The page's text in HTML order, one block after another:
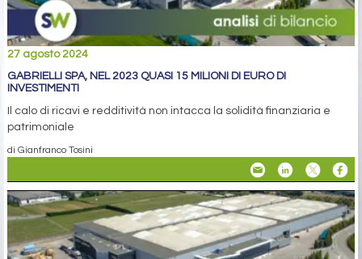
27 agosto 2024
GABRIELLI SPA, NEL 2023 QUASI 15 MILIONI DI EURO DI
INVESTIMENTI
Il calo di ricavi e redditività non intacca la solidità finanziaria e
patrimoniale
di Gianfranco Tosini